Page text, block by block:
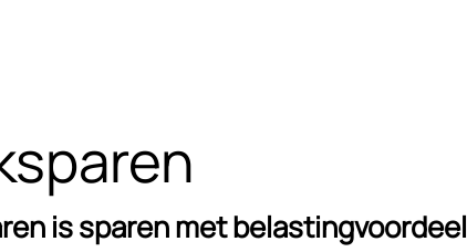
is sparen met belastingvoordeel